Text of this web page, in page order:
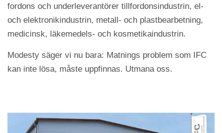
fordons och underleverantörer tillfordonsindustrin, el-
och elektronikindustrin, metall- och plastbearbetning,
medicinsk, läkemedels- och kosmetikaindustrin.
Modesty säger vi nu bara: Matnings problem som IFC
kan inte lösa, måste uppfinnas. Utmana oss.